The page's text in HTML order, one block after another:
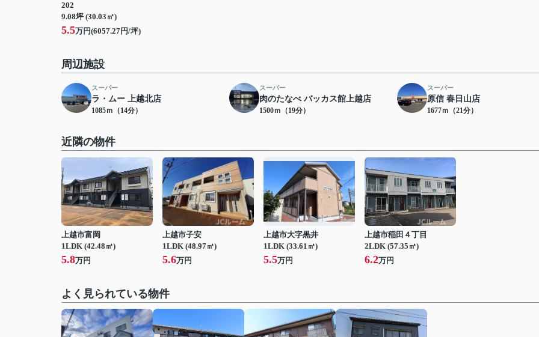
202
9.08坪 (30.03㎡)
5.5万円(6057.27円/坪)
周辺施設
スーパー
ラ・ムー 上越北店
1085ｍ（14分）
スーパー
肉のたなべ バッカス館上越店
1500ｍ（19分）
スーパー
原信 春日山店
1677ｍ（21分）
近隣の物件
上越市富岡
1LDK (42.48㎡)
5.8万円
上越市子安
1LDK (48.97㎡)
5.6万円
上越市大字黒井
1LDK (33.61㎡)
5.5万円
上越市稲田４丁目
2LDK (57.35㎡)
6.2万円
よく見られている物件